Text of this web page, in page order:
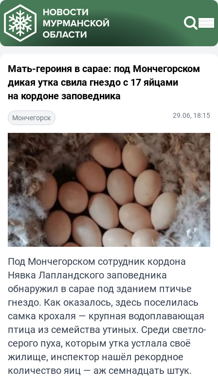
Мать-героиня в сарае: под Мончегорском
дикая утка свила гнездо с 17 яйцами
на кордоне заповедника
Мончегорск 29.06, 18:15
Под Мончегорском сотрудник кордона
Нявка Лапландского заповедника
обнаружил в сарае под зданием птичье
гнездо. Как оказалось, здесь поселилась
самка крохаля — крупная водоплавающая
птица из семейства утиных. Среди светло-
серого пуха, которым утка устлала своё
жилище, инспектор нашёл рекордное
количество яиц — аж семнадцать штук.